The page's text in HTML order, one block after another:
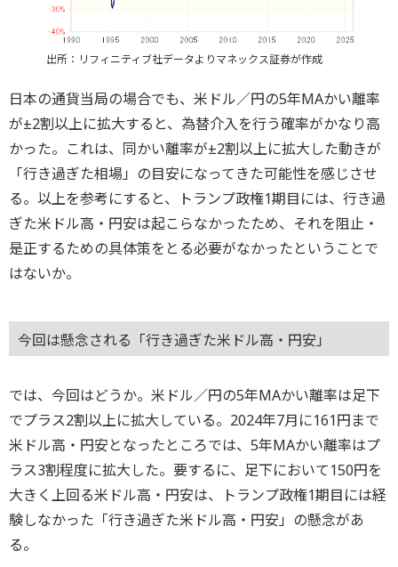
出所：リフィニティブ社データよりマネックス証券が作成
日本の通貨当局の場合でも、米ドル／円の5年MAかい離率
が±2割以上に拡大すると、為替介入を行う確率がかなり高
かった。これは、同かい離率が±2割以上に拡大した動きが
「行き過ぎた相場」の目安になってきた可能性を感じさせ
る。以上を参考にすると、トランプ政権1期目には、行き過
ぎた米ドル高・円安は起こらなかったため、それを阻止・
是正するための具体策をとる必要がなかったということで
はないか。
今回は懸念される「行き過ぎた米ドル高・円安」
では、今回はどうか。米ドル／円の5年MAかい離率は足下
でプラス2割以上に拡大している。2024年7月に161円まで
米ドル高・円安となったところでは、5年MAかい離率はプ
ラス3割程度に拡大した。要するに、足下において150円を
大きく上回る米ドル高・円安は、トランプ政権1期目には経
験しなかった「行き過ぎた米ドル高・円安」の懸念があ
る。